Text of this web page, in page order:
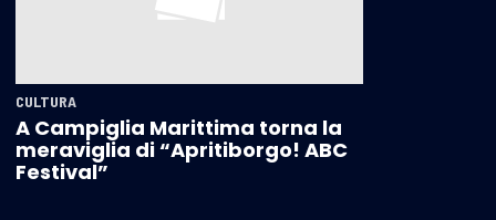
CULTURA
A Campiglia Marittima torna la
meraviglia di “Apritiborgo! ABC
Festival”